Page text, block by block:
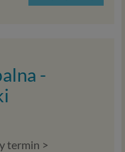
-
termin >